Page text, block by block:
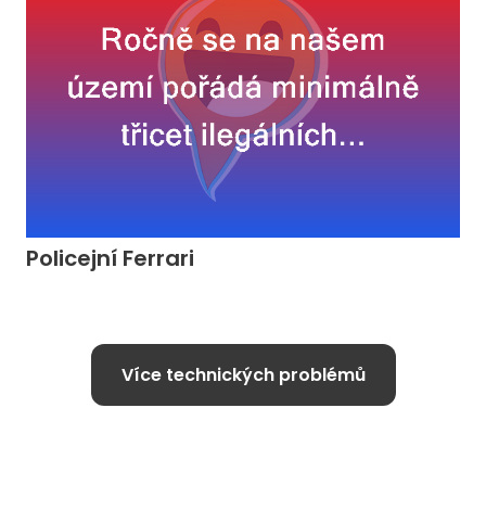
Policejní Ferrari
Více technických problémů